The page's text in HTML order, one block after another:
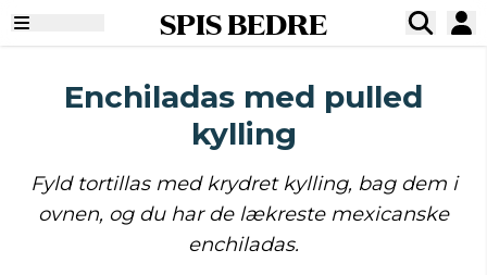
SPIS BEDRE
Enchiladas med pulled
kylling
Fyld tortillas med krydret kylling, bag dem i
ovnen, og du har de lækreste mexicanske
enchiladas.